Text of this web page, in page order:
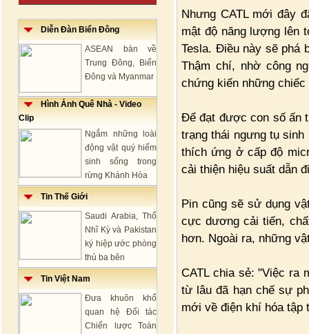
Diễn Đàn Biển Đông
ASEAN bàn về
Trung Đông, Biển
Đông và Myanmar
Hình Ảnh Quê Nhà - Video
Clip
Ngắm những loài
động vật quý hiếm
sinh sống trong
rừng Khánh Hòa
Tin Thế Giới
Saudi Arabia, Thổ
Nhĩ Kỳ và Pakistan
ký hiệp ước phòng
thủ ba bên
Tin Việt Nam
Đưa khuôn khổ
quan hệ Đối tác
Chiến lược Toàn
Nhưng CATL mới đây
mật độ năng lượng lên
Tesla. Điều này sẽ phá
Thậm chí, nhờ công
chứng kiến những chiếc
Để đạt được con số ấn
trạng thái ngưng tụ
thích ứng ở cấp độ
cải thiện hiệu suất dẫn
Pin cũng sẽ sử dụng
cực dương cải tiến,
hơn. Ngoài ra, những
CATL chia sẻ: "Việc ra
từ lâu đã hạn chế sự
mới về điện khí hóa tập